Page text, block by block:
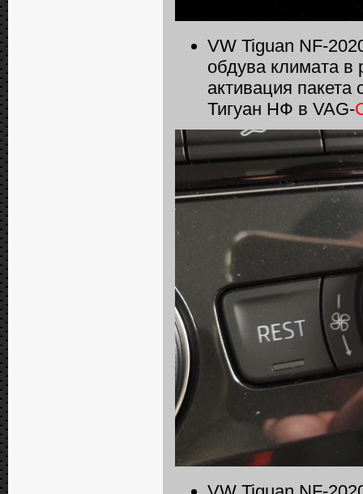
VW Tiguan NF-
обдува климата в
активация
Тигуан НФ в VAG-